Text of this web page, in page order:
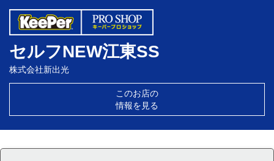
セルフNEW江東SS
株式会社新出光
このお店の
情報を見る